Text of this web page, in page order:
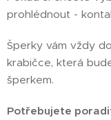
prohlédnout -
Šperky vám vždy
krabičce, která
šperkem.
Potřebujete